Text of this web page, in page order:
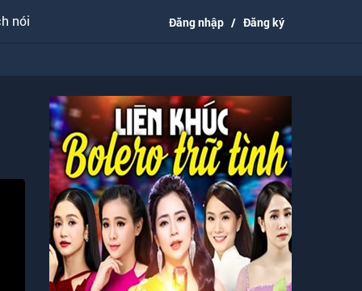
nói Đăng nhập / Đăng ký